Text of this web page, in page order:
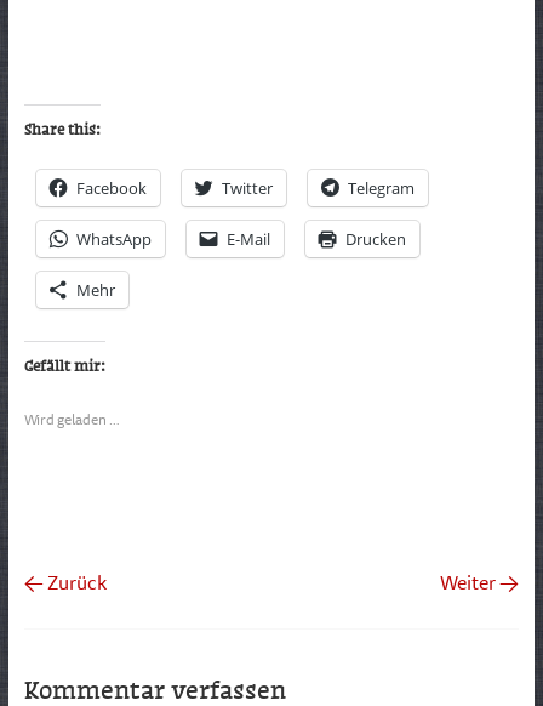
Share this:
Facebook Twitter Telegram
WhatsApp E-Mail Drucken
Mehr
Gefällt mir:
Wird geladen …
← Zurück Weiter →
Kommentar verfassen